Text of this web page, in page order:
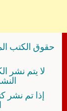
حقوق الكتب
لا يتم نشر
إذا تم نشر